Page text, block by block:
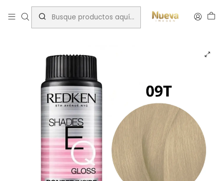
Inicio Tintes por Marca ShadesEQ Titanium (T)
SHADES EQ 09T CHROME